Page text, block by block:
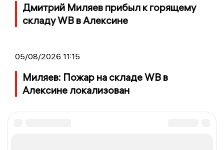
Дмитрий Миляев прибыл к горящему
складу WB в Алексине
05/08/2026 11:15
Миляев: Пожар на складе WB в
Алексине локализован